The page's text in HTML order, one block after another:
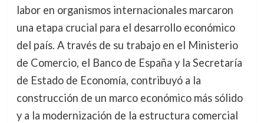
labor en organismos internacionales marcaron
una etapa crucial para el desarrollo económico
del país. A través de su trabajo en el Ministerio
de Comercio, el Banco de España y la Secretaría
de Estado de Economía, contribuyó a la
construcción de un marco económico más sólido
y a la modernización de la estructura comercial